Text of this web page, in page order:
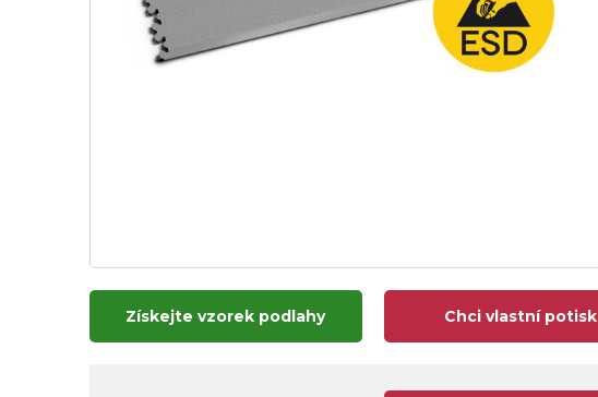
Získejte vzorek podlahy Chci vlastní potisk